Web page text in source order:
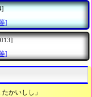
]
]
かいしし」